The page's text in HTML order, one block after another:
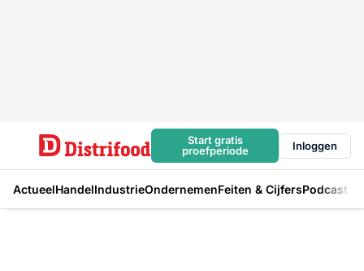
Start gratis
proefperiode
Inloggen
ActueelHandelIndustrieOndernemenFeiten & CijfersPodcast